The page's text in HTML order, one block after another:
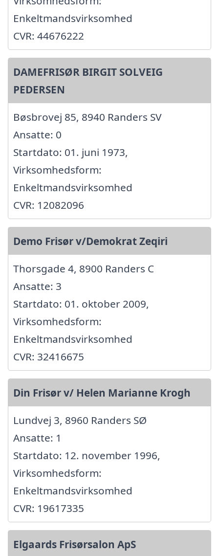
Enkeltmandsvirksomhed
CVR: 44676222
DAMEFRISØR BIRGIT SOLVEIG
PEDERSEN
Bøsbrovej 85, 8940 Randers SV
Ansatte: 0
Startdato: 01. juni 1973,
Virksomhedsform:
Enkeltmandsvirksomhed
CVR: 12082096
Demo Frisør v/Demokrat Zeqiri
Thorsgade 4, 8900 Randers C
Ansatte: 3
Startdato: 01. oktober 2009,
Virksomhedsform:
Enkeltmandsvirksomhed
CVR: 32416675
Din Frisør v/ Helen Marianne Krogh
Lundvej 3, 8960 Randers SØ
Ansatte: 1
Startdato: 12. november 1996,
Virksomhedsform:
Enkeltmandsvirksomhed
CVR: 19617335
Elgaards Frisørsalon ApS